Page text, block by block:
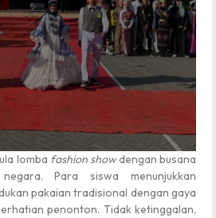
lomba fashion showdengan busana
Para siswa menunjukkan
pakaian tradisional dengan gaya
penonton. Tidak ketinggalan,